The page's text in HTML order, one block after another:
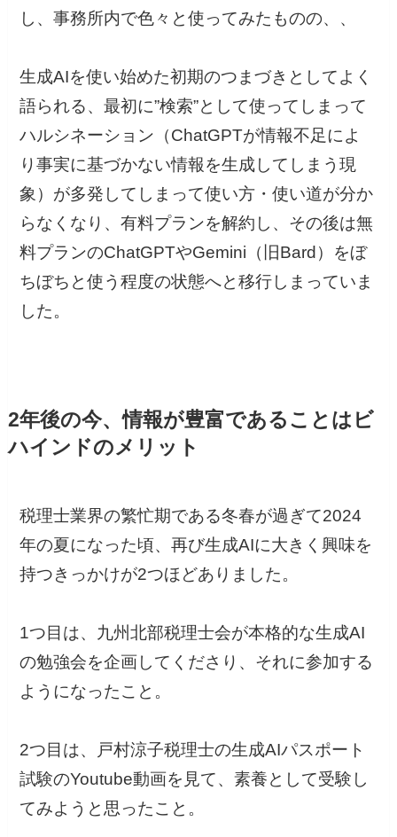
し、事務所内で色々と使ってみたものの、、
生成AIを使い始めた初期のつまづきとしてよく
語られる、最初に”検索”として使ってしまって
ハルシネーション（ChatGPTが情報不足によ
り事実に基づかない情報を生成してしまう現
象）が多発してしまって使い方・使い道が分か
らなくなり、有料プランを解約し、その後は無
料プランのChatGPTやGemini（旧Bard）をぼ
ちぼちと使う程度の状態へと移行しまっていま
した。
2年後の今、情報が豊富であることはビ
ハインドのメリット
税理士業界の繁忙期である冬春が過ぎて2024
年の夏になった頃、再び生成AIに大きく興味を
持つきっかけが2つほどありました。
1つ目は、九州北部税理士会が本格的な生成AI
の勉強会を企画してくださり、それに参加する
ようになったこと。
2つ目は、戸村涼子税理士の生成AIパスポート
試験のYoutube動画を見て、素養として受験し
てみようと思ったこと。